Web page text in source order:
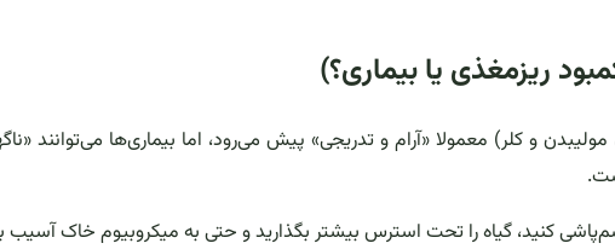
ریزمغذی یا بیماری؟)
و کلر) معمولا «آرام و تدریجی» پیش می‌رود، اما بیماری‌ها می‌توانند
کنید، گیاه را تحت استرس بیشتر بگذارید و حتی به میکروبیوم خاک آسیب